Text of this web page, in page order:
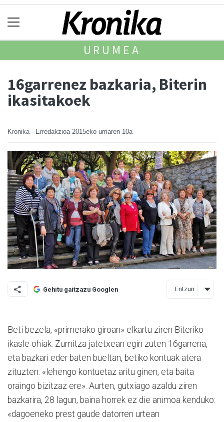
URUMEA
16garrenez bazkaria, Biterin
ikasitakoek
Kronika - Erredakzioa 2015eko urriaren 10a
Gehitu gaitzazu Googlen Entzun
Beti bezela, «primerako giroan» elkartu ziren Biteriko
ikasle ohiak. Zumitza jatetxean egin zuten 16garrena,
eta bazkari eder baten bueltan, betiko kontuak atera
zituzten: «lehengo kontuetaz aritu ginen, eta baita
oraingo bizitzaz ere». Aurten, gutxiago azaldu ziren
bazkarira, 28 lagun, baina horrek ez die animoa kenduko:
«dagoeneko prest gaude datorren urtean